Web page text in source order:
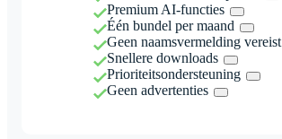
Premium AI-functies
Één bundel per maand
Geen naamsvermelding vereist
Snellere downloads
Prioriteitsondersteuning
Geen advertenties